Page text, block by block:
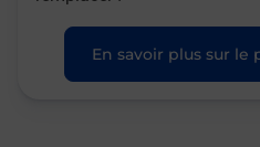
En savoir plus sur le